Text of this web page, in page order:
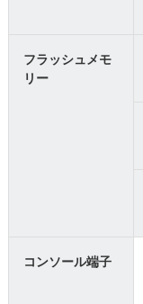
フラッシュメモ
リー
コンソール端子